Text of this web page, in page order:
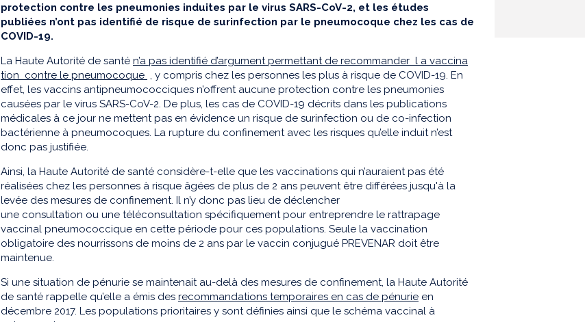
protection contre les pneumonies induites par le virus SARS-CoV-2, et les études
publiées n’ont pas identifié de risque de surinfection par le pneumocoque chez les cas de
COVID-19.
La Haute Autorité de santé n’a pas identifié d’argument permettant de recommander l a vaccina
tion contre le pneumocoque , y compris chez les personnes les plus à risque de COVID-19. En
effet, les vaccins antipneumococciques n’offrent aucune protection contre les pneumonies
causées par le virus SARS-CoV-2. De plus, les cas de COVID-19 décrits dans les publications
médicales à ce jour ne mettent pas en évidence un risque de surinfection ou de co-infection
bactérienne à pneumocoques. La rupture du confinement avec les risques qu’elle induit n’est
donc pas justifiée.
Ainsi, la Haute Autorité de santé considère-t-elle que les vaccinations qui n’auraient pas été
réalisées chez les personnes à risque âgées de plus de 2 ans peuvent être différées jusqu'à la
levée des mesures de confinement. Il n’y donc pas lieu de déclencher
une consultation ou une téléconsultation spécifiquement pour entreprendre le rattrapage
vaccinal pneumococcique en cette période pour ces populations. Seule la vaccination
obligatoire des nourrissons de moins de 2 ans par le vaccin conjugué PREVENAR doit être
maintenue.
Si une situation de pénurie se maintenait au-delà des mesures de confinement, la Haute Autorité
de santé rappelle qu’elle a émis des recommandations temporaires en cas de pénurie en
décembre 2017. Les populations prioritaires y sont définies ainsi que le schéma vaccinal à